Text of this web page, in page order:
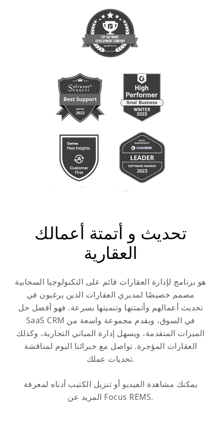
تحديث و أتمتة أعمالك
العقارية
هو برنامج لإدارة العقارات قائم على التكنولوجيا السحابية
مصمم خصيصًا لمديري العقارات الذين يرغبون في
تحديث أعمالهم وأتمتتها وتنميتها بسرعة. فهو أفضل حل
SaaS CRM في السوق، ويقدم مجموعة واسعة من
الميزات المتقدمة، ويسهل إدارة المباني التجارية، وكذلك
العقارات المؤجرة. تواصل مع خبرائنا اليوم لمناقشة
تحديات عملك.
يمكنك مشاهدة الفيديو أو تنزيل الكتيب أدناه لمعرفة
المزيد عن Focus REMS.